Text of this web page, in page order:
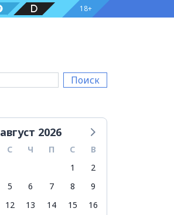
18+
Поиск
август 2026
С Ч П С
В
1
2
5 6 7 8
9
12 13 14 15
16